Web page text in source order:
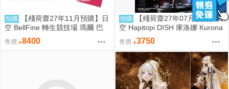
預購
【殘荷齋27年11月預購】日
空 BellFine 轉生競技場 瑪爾 巴
洛克 1/6
售價 8400
預購
【殘荷齋27年07月預購】日
空 Hapitopi DISH 庫洛娜 Kurona
盛情邀請 1/6 附特典
售價 3750